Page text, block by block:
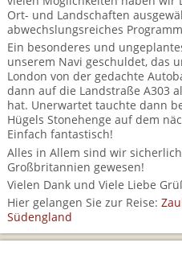
Ort- und Landschaften
abwechslungsreiches
Ein besonderes und
unserem Navi geschuldet, das
London von der gedachte
dann auf die Landstraße A303
hat. Unerwartet tauchte dann
Hügels Stonehenge auf dem
Einfach fantastisch!
Alles in Allem sind wir
Großbritannien gewesen!
Vielen Dank und Viele Liebe
Hier gelangen Sie zur Reise:
Südengland